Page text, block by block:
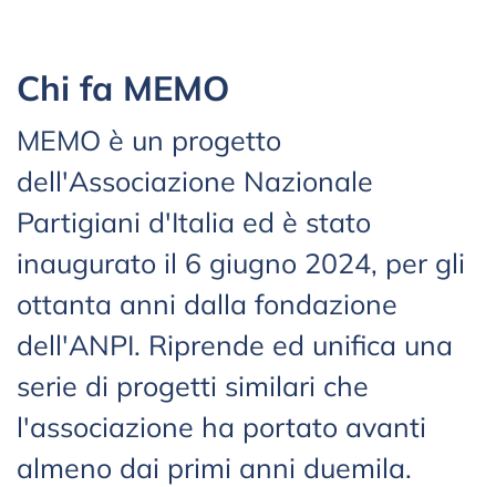
Chi fa MEMO
MEMO è un progetto
dell'Associazione Nazionale
Partigiani d'Italia ed è stato
inaugurato il 6 giugno 2024, per gli
ottanta anni dalla fondazione
dell'ANPI. Riprende ed unifica una
serie di progetti similari che
l'associazione ha portato avanti
almeno dai primi anni duemila.